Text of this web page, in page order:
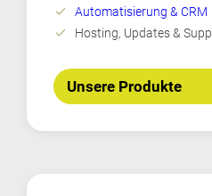
check Automatisierung & CRM
check Hosting, Updates &
Unsere Produkte